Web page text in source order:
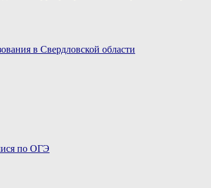
в Свердловской области
по ОГЭ